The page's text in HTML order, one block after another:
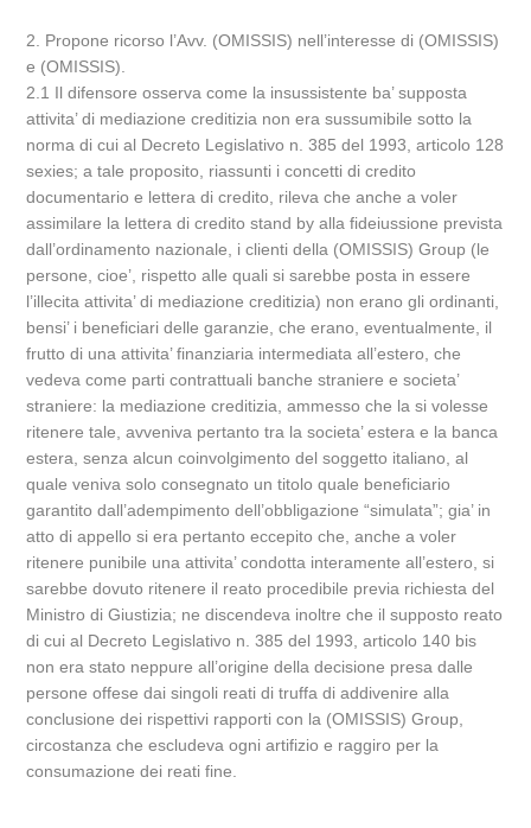
2. Propone ricorso l’Avv. (OMISSIS) nell’interesse di (OMISSIS)
e (OMISSIS).
2.1 Il difensore osserva come la insussistente ba’ supposta
attivita’ di mediazione creditizia non era sussumibile sotto la
norma di cui al Decreto Legislativo n. 385 del 1993, articolo 128
sexies; a tale proposito, riassunti i concetti di credito
documentario e lettera di credito, rileva che anche a voler
assimilare la lettera di credito stand by alla fideiussione prevista
dall’ordinamento nazionale, i clienti della (OMISSIS) Group (le
persone, cioe’, rispetto alle quali si sarebbe posta in essere
l’illecita attivita’ di mediazione creditizia) non erano gli ordinanti,
bensi’ i beneficiari delle garanzie, che erano, eventualmente, il
frutto di una attivita’ finanziaria intermediata all’estero, che
vedeva come parti contrattuali banche straniere e societa’
straniere: la mediazione creditizia, ammesso che la si volesse
ritenere tale, avveniva pertanto tra la societa’ estera e la banca
estera, senza alcun coinvolgimento del soggetto italiano, al
quale veniva solo consegnato un titolo quale beneficiario
garantito dall’adempimento dell’obbligazione “simulata”; gia’ in
atto di appello si era pertanto eccepito che, anche a voler
ritenere punibile una attivita’ condotta interamente all’estero, si
sarebbe dovuto ritenere il reato procedibile previa richiesta del
Ministro di Giustizia; ne discendeva inoltre che il supposto reato
di cui al Decreto Legislativo n. 385 del 1993, articolo 140 bis
non era stato neppure all’origine della decisione presa dalle
persone offese dai singoli reati di truffa di addivenire alla
conclusione dei rispettivi rapporti con la (OMISSIS) Group,
circostanza che escludeva ogni artifizio e raggiro per la
consumazione dei reati fine.